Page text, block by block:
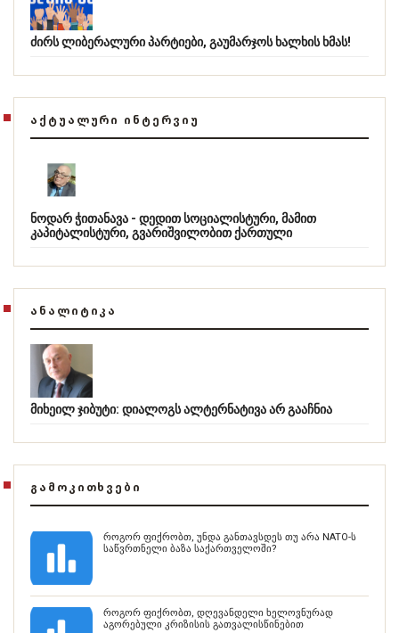
ძირს ლიბერალური პარტიები, გაუმარჯოს ხალხის ხმას!
ᲐᲥᲢᲣᲐᲚᲣᲠᲘ ᲘᲜᲢᲔᲠᲕᲘᲣ
ნოდარ ჭითანავა - დედით სოციალისტური, მამით
კაპიტალისტური, გვარიშვილობით ქართული
ᲐᲜᲐᲚᲘᲢᲘᲙᲐ
მიხეილ ჯიბუტი: დიალოგს ალტერნატივა არ გააჩნია
ᲒᲐᲛᲝᲙᲘᲗᲮᲕᲔᲑᲘ
როგორ ფიქრობთ, უნდა განთავსდეს თუ არა NATO-ს
საწვრთნელი ბაზა საქართველოში?
როგორ ფიქრობთ, დღევანდელი ხელოვნურად
აგორებული კრიზისის გათვალისწინებით